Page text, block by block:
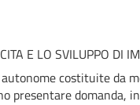
E LO SVILUPPO DI
costituite da
presentare